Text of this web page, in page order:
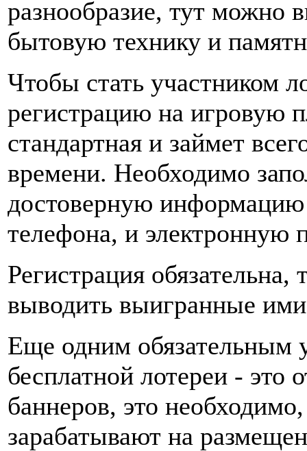
разнообразие, тут можно
бытовую технику и
Чтобы стать участником
регистрацию на игровую
стандартная и займет
времени. Необходимо
достоверную
телефона, и электронную
Регистрация обязательна,
выводить выигранные
Еще одним обязательным
бесплатной лотереи - это
баннеров, это
зарабатывают на